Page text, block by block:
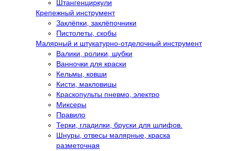
Штангенциркули
Крепежный инструмент
Заклёпки, заклёпочники
Пистолеты, скобы
Малярный и штукатурно-отделочный инструмент
Валики, ролики, шубки
Ванночки для краски
Кельмы, ковши
Кисти, макловицы
Краскопульты пневмо, электро
Миксеры
Правило
Терки, гладилки, бруски для шлифов.
Шнуры, отвесы малярные, краска
разметочная